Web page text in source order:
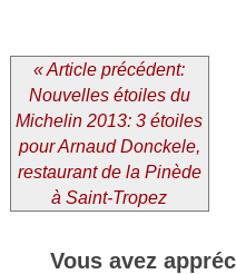
« Article précédent:
Nouvelles étoiles du
Michelin 2013: 3 étoiles
pour Arnaud Donckele,
restaurant de la Pinède
à Saint-Tropez
Vous avez